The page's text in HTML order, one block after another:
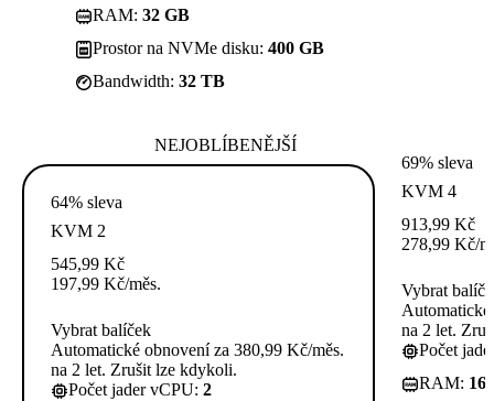
RAM: 32 GB
Prostor na NVMe disku: 400 GB
Bandwidth: 32 TB
NEJOBLÍBENĚJŠÍ
64% sleva
KVM 2
545,99 Kč
197,99 Kč/měs.
Vybrat balíček
Automatické obnovení za 380,99 Kč/měs.
na 2 let. Zrušit lze kdykoli.
Počet jader vCPU: 2
69% sleva
KVM 4
913,99 Kč
278,99 Kč/
Vybrat
na 2 let.
Počet
RAM: 16